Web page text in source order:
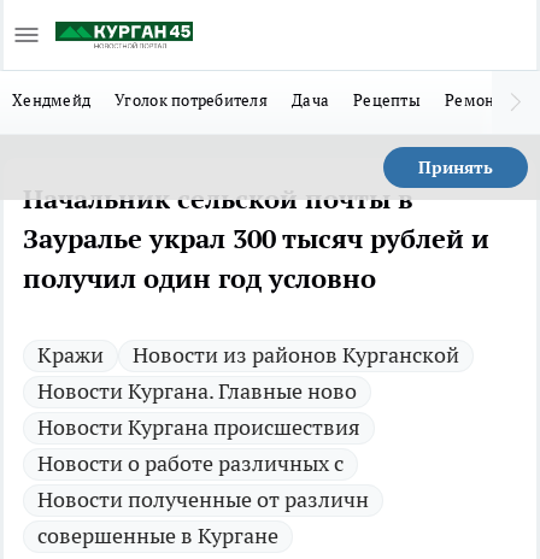
Хендмейд Уголок потребителя Дача Рецепты Ремонт
Принять
Начальник сельской почты в
Зауралье украл 300 тысяч рублей и
получил один год условно
Кражи
Новости из районов Курганской
Новости Кургана. Главные ново
Новости Кургана происшествия
Новости о работе различных с
Новости полученные от различн
совершенные в Кургане